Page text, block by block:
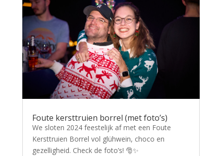
Foute kersttruien borrel (met foto’s)
We sloten 2024 feestelijk af met een Foute
Kersttruien Borrel vol glühwein, choco en
gezelligheid. Check de foto’s! 🎅✨